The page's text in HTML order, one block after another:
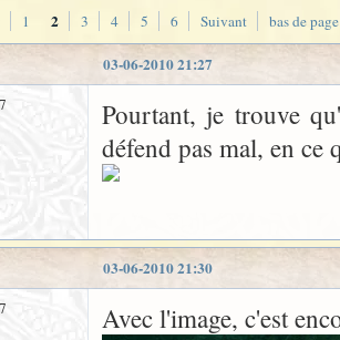
1 2 3 4 5 6 Suivant bas de page
03-06-2010 21:27
Pourtant, je trouve
défend pas mal, en
03-06-2010 21:30
Avec l'image, c'est